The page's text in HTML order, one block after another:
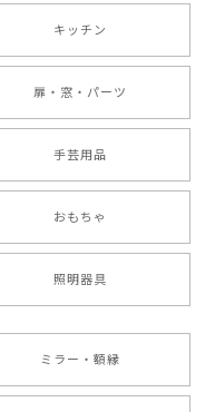
キッチン
扉・窓・パーツ
手芸用品
おもちゃ
照明器具
ミラー・額縁